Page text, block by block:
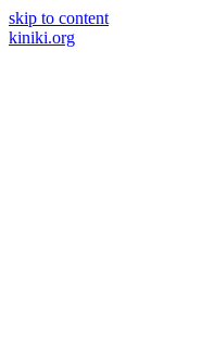
skip to content
kiniki.org